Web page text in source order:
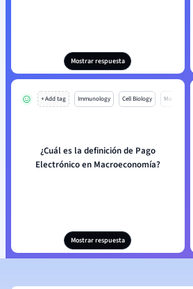
Mostrar respuesta
+ Add tag Immunology Cell Biology Mo
¿Cuál es la definición de Pago
Electrónico en Macroeconomía?
Mostrar respuesta